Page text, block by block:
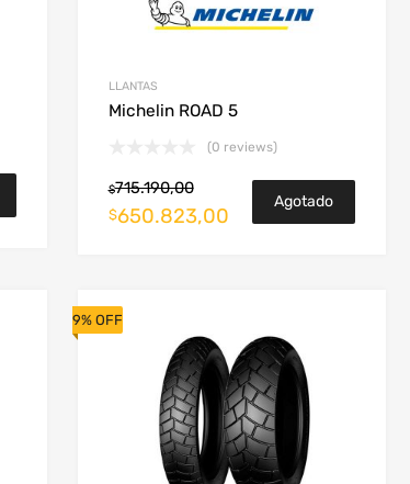
LLANTAS
Michelin ROAD 5
(0 reviews)
$715.190,00
$650.823,00
Agotado
9% OFF